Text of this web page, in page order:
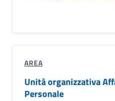
AREA
Unità organizzativa
Personale